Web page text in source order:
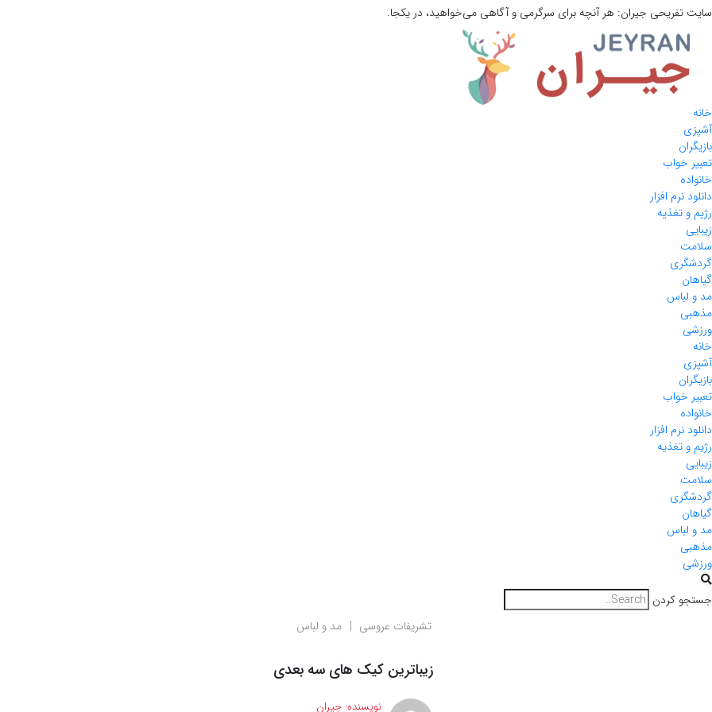
سایت تفریحی جیران: هر آنچه برای سرگرمی و آگاهی می‌خواهید، در یکجا.
خانه
آشپزی
بازیگران
تعبیر خواب
خانواده
دانلود نرم افزار
رژیم و تغذیه
زیبایی
سلامت
گردشگری
گیاهان
مد و لباس
مذهبی
ورزشی
خانه
آشپزی
بازیگران
تعبیر خواب
خانواده
دانلود نرم افزار
رژیم و تغذیه
زیبایی
سلامت
گردشگری
گیاهان
مد و لباس
مذهبی
ورزشی
جستجو کردن
تشریفات عروسی
مد و لباس
زیباترین کیک های سه بعدی
نویسنده: جیران